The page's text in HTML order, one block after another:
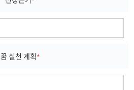
꿈 실천 계획*